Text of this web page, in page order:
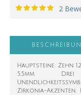
2
Hauptsteine: Zehn
5.5mm.
Zirkonia-Akzenten.